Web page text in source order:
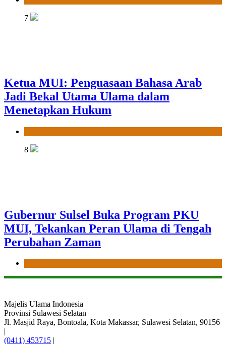
7
Ketua MUI: Penguasaan Bahasa Arab
Jadi Bekal Utama Ulama dalam
Menetapkan Hukum
8
Gubernur Sulsel Buka Program PKU
MUI, Tekankan Peran Ulama di Tengah
Perubahan Zaman
Majelis Ulama Indonesia
Provinsi Sulawesi Selatan
Jl. Masjid Raya, Bontoala, Kota Makassar, Sulawesi Selatan, 90156
|
(0411) 453715 |